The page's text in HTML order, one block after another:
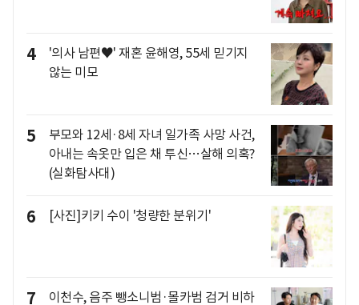
4
'의사 남편♥' 재혼 윤해영, 55세 믿기지
않는 미모
5
부모와 12세·8세 자녀 일가족 사망 사건,
아내는 속옷만 입은 채 투신…살해 의혹?
(실화탐사대)
6 [사진]키키 수이 '청량한 분위기'
7
이천수, 음주 뺑소니범·몰카범 검거 비하